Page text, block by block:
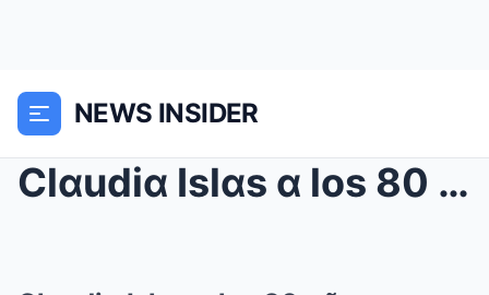
NEWS INSIDER
Clαudiα Islαs α los 80 αños Finαlmente Acαbα de AD...